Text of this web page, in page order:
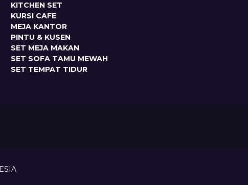
KITCHEN SET
KURSI CAFE
MEJA KANTOR
PINTU & KUSEN
SET MEJA MAKAN
SET SOFA TAMU MEWAH
SET TEMPAT TIDUR